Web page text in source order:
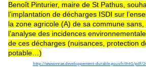
Benoît Pinturier, maire de St Pathus,
l’implantation de décharges ISDI sur
la zone agricole (A) de sa commune
l’analyse des incidences
de ces décharges (nuisances, protection
potable…)
http://www.mrae.developpement-durable.gouv.fr/IMG/pdf/